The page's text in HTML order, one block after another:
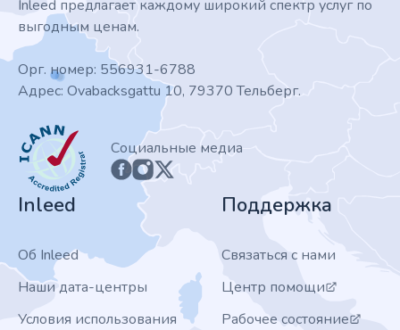
Inleed предлагает каждому широкий спектр услуг по
выгодным ценам.
Орг. номер: 556931-6788
Адрес: Ovabacksgattu 10, 79370 Тельберг.
ICANN
Социальные медиа
Inleed
Об Inleed
Наши дата-центры
Условия использования
Поддержка
Связаться с нами
Центр помощи
Рабочее состояние